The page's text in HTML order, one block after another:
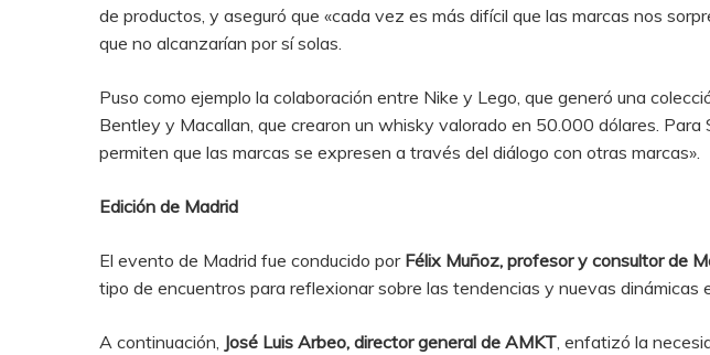
de productos, y aseguró que «cada vez es más difícil que las marcas nos
que no alcanzarían por sí solas.
Puso como ejemplo la colaboración entre Nike y Lego, que generó una
Bentley y Macallan, que crearon un whisky valorado en 50.000 dólares.
permiten que las marcas se expresen a través del diálogo con otras marcas».
Edición de Madrid
El evento de Madrid fue conducido por Félix Muñoz, profesor y consultor de
tipo de encuentros para reflexionar sobre las tendencias y nuevas dinámicas
A continuación, José Luis Arbeo, director general de AMKT, enfatizó la